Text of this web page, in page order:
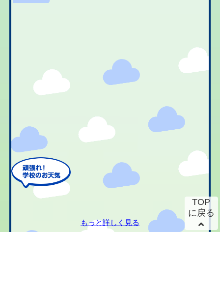
もっと詳しく見る
TOP
に戻る